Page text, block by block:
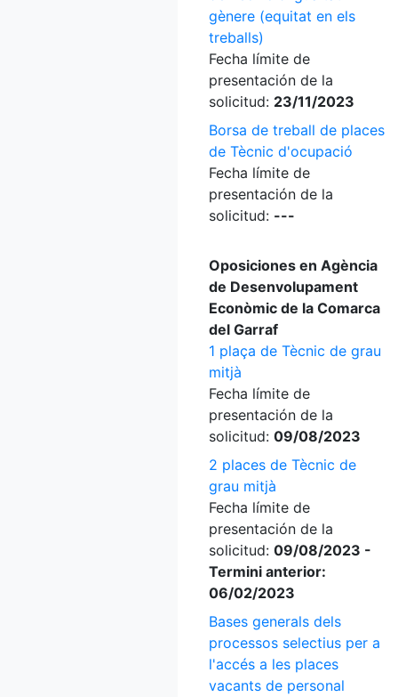
gènere (equitat en els
treballs)
Fecha límite de
presentación de la
solicitud: 23/11/2023
Borsa de treball de places
de Tècnic d'ocupació
Fecha límite de
presentación de la
solicitud: ---
Oposiciones en Agència
de Desenvolupament
Econòmic de la Comarca
del Garraf
1 plaça de Tècnic de grau
mitjà
Fecha límite de
presentación de la
solicitud: 09/08/2023
2 places de Tècnic de
grau mitjà
Fecha límite de
presentación de la
solicitud: 09/08/2023 -
Termini anterior:
06/02/2023
Bases generals dels
processos selectius per a
l'accés a les places
vacants de personal